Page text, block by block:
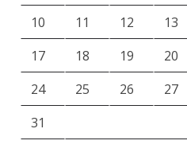
10 11 12 13
17
18 19 20
24
25 26 27
31